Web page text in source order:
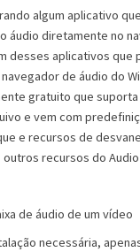
algum aplicativo
áudio diretamente no
desses aplicativos que
de áudio do
gratuito que suporta
e vem com
e recursos de
recursos do
de áudio de um vídeo
necessária,